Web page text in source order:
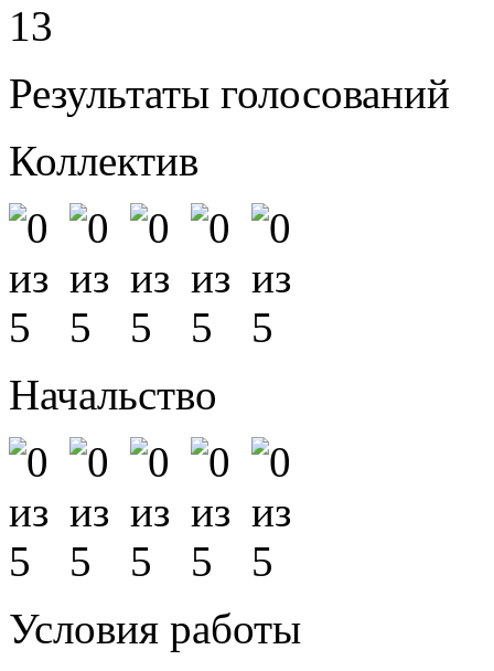
13
Результаты голосований
Коллектив
Начальство
Условия работы